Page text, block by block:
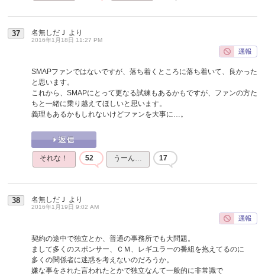
37 名無しだＪ より
2016年1月18日 11:27 PM
SMAPファンではないですが、落ち着くところに落ち着いて、良かった
と思います。
これから、SMAPにとって更なる試練もあるかもですが、ファンの方た
ちと一緒に乗り越えてほしいと思います。
義理もあるかもしれないけどファンを大事に…。
それな！ 52 うーん… 17
38 名無しだＪ より
2016年1月19日 9:02 AM
契約の途中で独立とか、普通の事務所でも大問題。
まして多くのスポンサー、ＣＭ、レギユラーの番組を抱えてるのに
多くの関係者に迷惑を考えないのだろうか。
嫌な事をされた言われたとかで独立なんて一般的に非常識で